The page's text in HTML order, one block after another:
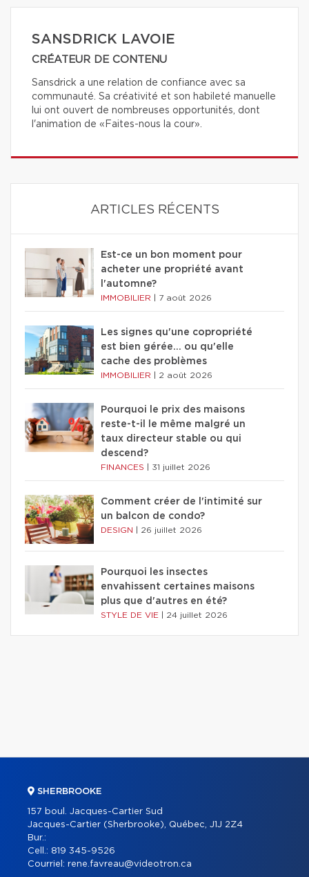
SANSDRICK LAVOIE
CRÉATEUR DE CONTENU
Sansdrick a une relation de confiance avec sa
communauté. Sa créativité et son habileté manuelle
lui ont ouvert de nombreuses opportunités, dont
l'animation de «Faites-nous la cour».
ARTICLES RÉCENTS
Est-ce un bon moment pour
acheter une propriété avant
l'automne?
IMMOBILIER 7 août 2026
Les signes qu'une copropriété
est bien gérée… ou qu'elle
cache des problèmes
IMMOBILIER 2 août 2026
Pourquoi le prix des maisons
reste-t-il le même malgré un
taux directeur stable ou qui
descend?
FINANCES 31 juillet 2026
Comment créer de l'intimité sur
un balcon de condo?
DESIGN 26 juillet 2026
Pourquoi les insectes
envahissent certaines maisons
plus que d'autres en été?
STYLE DE VIE 24 juillet 2026
SHERBROOKE
157 boul. Jacques-Cartier Sud
Jacques-Cartier (Sherbrooke), Québec, J1J 2Z4
Bur.:
Cell.: 819 345-9526
Courriel: rene.favreau@videotron.ca